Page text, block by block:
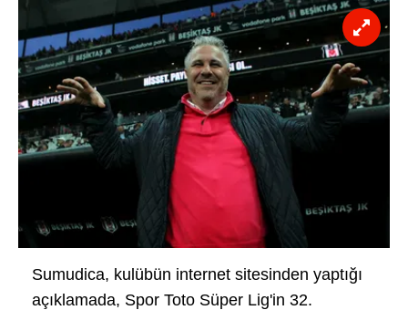
Sumudica, kulübün internet sitesinden yaptığı
açıklamada, Spor Toto Süper Lig'in 32.